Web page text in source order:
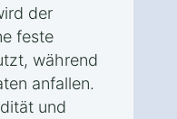
der
feste
während
anfallen.
und